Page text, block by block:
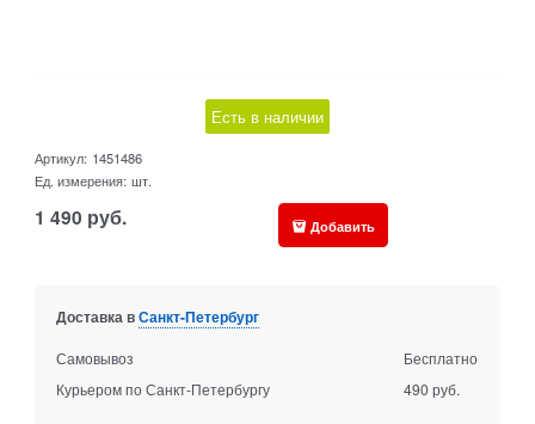
Есть в наличии
Артикул: 1451486
Ед. измерения: шт.
1 490 руб. Добавить
Доставка вСанкт-Петербург
Самовывоз
Бесплатно
Курьером по Санкт-Петербургу
490 руб.